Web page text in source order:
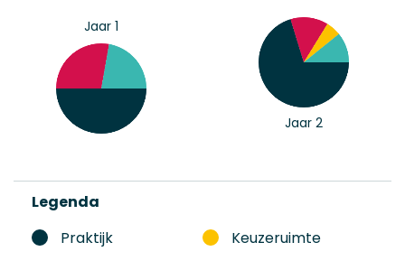
Jaar 1
Jaar 2
Legenda
Praktijk
Keuzeruimte